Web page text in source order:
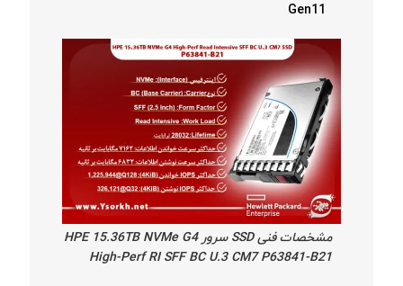
Gen11
مشخصات فنی SSD سرور HPE 15.36TB NVMe G4
High-Perf RI SFF BC U.3 CM7 P63841-B21